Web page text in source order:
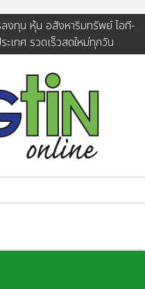
งทุน หุ้น อสังหาริมทรัพย์ ไอที-
เทศ รวดเร็วสดใหม่ทุกวัน